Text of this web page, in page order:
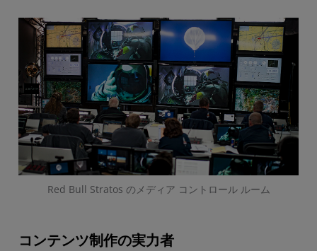
Red Bull Stratos のメディア コントロール ルーム
コンテンツ制作の実力者